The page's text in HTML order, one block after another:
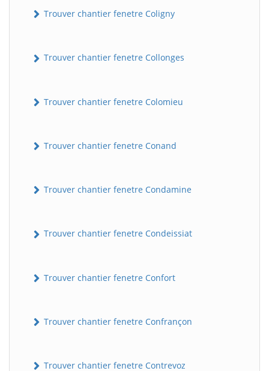
Trouver chantier fenetre Coligny
Trouver chantier fenetre Collonges
Trouver chantier fenetre Colomieu
Trouver chantier fenetre Conand
Trouver chantier fenetre Condamine
Trouver chantier fenetre Condeissiat
Trouver chantier fenetre Confort
Trouver chantier fenetre Confrançon
Trouver chantier fenetre Contrevoz
BatiWebPro